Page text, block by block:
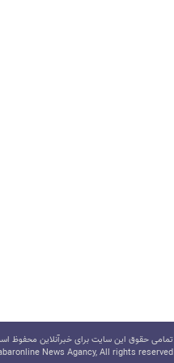
تمامی حقوق این سایت برای خبرآنلاین محفوظ
News Agancy, All rights reserved